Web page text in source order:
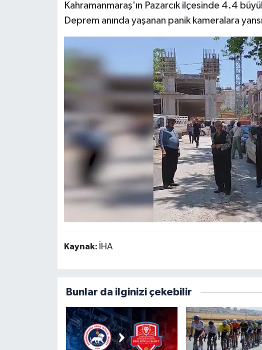
Kahramanmaraş'ın Pazarcık ilçesinde 4.4
Deprem anında yaşanan panik kameralara
Kaynak: İHA
Bunlar da ilginizi çekebilir